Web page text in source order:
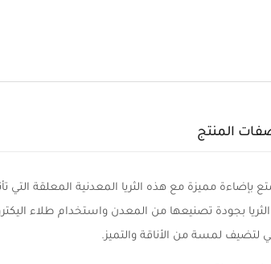
المنتج
الثريا بجودة تصنيعها من المعدن واستخدام طلاء
لتضيف لمسة من الأناقة والتميز.